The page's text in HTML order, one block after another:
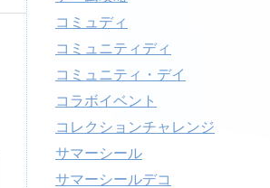
コミュディ
コミュニティディ
コミュニティ・デイ
コラボイベント
コレクションチャレンジ
サマーシール
サマーシールデコ